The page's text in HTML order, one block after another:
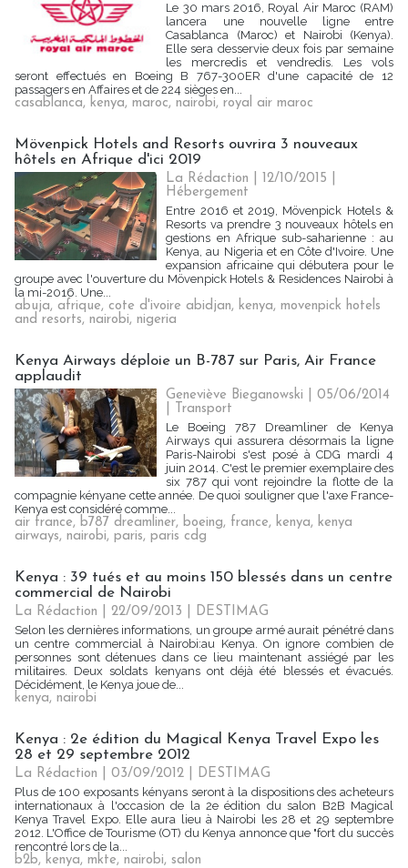
Le 30 mars 2016, Royal Air Maroc (RAM)
lancera une nouvelle ligne entre
Casablanca (Maroc) et Nairobi (Kenya).
Elle sera desservie deux fois par semaine
les mercredis et vendredis. Les vols
seront effectués en Boeing B 767-300ER d'une capacité de 12
passagers en Affaires et de 224 sièges en...
casablanca, kenya, maroc, nairobi, royal air maroc
Mövenpick Hotels and Resorts ouvrira 3 nouveaux
hôtels en Afrique d'ici 2019
La Rédaction | 12/10/2015
Hébergement
Entre 2016 et 2019, Mövenpick Hotels &
Resorts va prendre 3 nouveaux hôtels en
gestions en Afrique sub-saharienne : au
Kenya, au Nigeria et en Côte d'Ivoire. Une
expansion africaine qui débutera pour le
groupe avec l'ouverture du Mövenpick Hotels & Residences Nairobi à
la mi-2016. Une...
abuja, afrique, cote d'ivoire abidjan, kenya, movenpick hotels
and resorts, nairobi, nigeria
Kenya Airways déploie un B-787 sur Paris, Air France
applaudit
Geneviève Bieganowski | 05/06/2014
Transport
Le Boeing 787 Dreamliner de Kenya
Airways qui assurera désormais la ligne
Paris-Nairobi s'est posé à CDG mardi 4
juin 2014. C'est le premier exemplaire des
six 787 qui vont rejoindre la flotte de la
compagnie kényane cette année. De quoi souligner que l'axe France-
Kenya est considéré comme...
air france, b787 dreamliner, boeing, france, kenya, kenya
airways, nairobi, paris, paris cdg
Kenya : 39 tués et au moins 150 blessés dans un centre
commercial de Nairobi
La Rédaction | 22/09/2013
DESTIMAG
Selon les dernières informations, un groupe armé aurait pénétré dans
un centre commercial à Nairobi:au Kenya. On ignore combien de
personnes sont détenues dans ce lieu maintenant assiégé par les
militaires. Deux soldats kenyans ont déjà été blessés et évacués.
Décidément, le Kenya joue de...
kenya, nairobi
Kenya : 2e édition du Magical Kenya Travel Expo les
28 et 29 septembre 2012
La Rédaction | 03/09/2012
DESTIMAG
Plus de 100 exposants kényans seront à la dispositions des acheteurs
internationaux à l'occasion de la 2e édition du salon B2B Magical
Kenya Travel Expo. Elle aura lieu à Nairobi les 28 et 29 septembre
2012. L'Office de Tourisme (OT) du Kenya annonce que "fort du succès
rencontré lors de la...
b2b, kenya, mkte, nairobi, salon